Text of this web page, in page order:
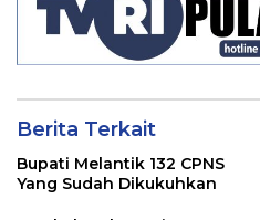
Berita Terkait
Bupati Melantik 132 CPNS
Yang Sudah Dikukuhkan